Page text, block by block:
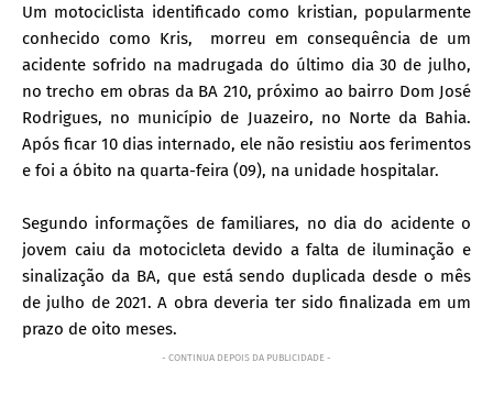
Um motociclista identificado como kristian, popularmente
conhecido como Kris, morreu em consequência de um
acidente sofrido na madrugada do último dia 30 de julho,
no trecho em obras da BA 210, próximo ao bairro Dom José
Rodrigues, no município de Juazeiro, no Norte da Bahia.
Após ficar 10 dias internado, ele não resistiu aos ferimentos
e foi a óbito na quarta-feira (09), na unidade hospitalar.
Segundo informações de familiares, no dia do acidente o
jovem caiu da motocicleta devido a falta de iluminação e
sinalização da BA, que está sendo duplicada desde o mês
de julho de 2021. A obra deveria ter sido finalizada em um
prazo de oito meses.
- CONTINUA DEPOIS DA PUBLICIDADE -